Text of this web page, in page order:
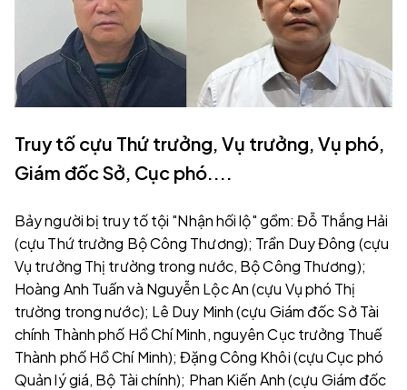
Truy tố cựu Thứ trưởng, Vụ trưởng, Vụ phó,
Giám đốc Sở, Cục phó....
Bảy người bị truy tố tội "Nhận hối lộ" gồm: Đỗ Thắng Hải
(cựu Thứ trưởng Bộ Công Thương); Trần Duy Đông (cựu
Vụ trưởng Thị trường trong nước, Bộ Công Thương);
Hoàng Anh Tuấn và Nguyễn Lộc An (cựu Vụ phó Thị
trường trong nước); Lê Duy Minh (cựu Giám đốc Sở Tài
chính Thành phố Hồ Chí Minh, nguyên Cục trưởng Thuế
Thành phố Hồ Chí Minh); Đặng Công Khôi (cựu Cục phó
Quản lý giá, Bộ Tài chính); Phan Kiến Anh (cựu Giám đốc